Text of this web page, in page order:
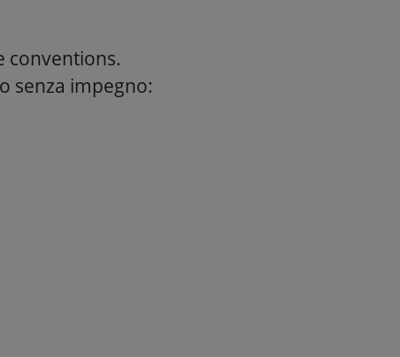
conventions.
senza impegno: